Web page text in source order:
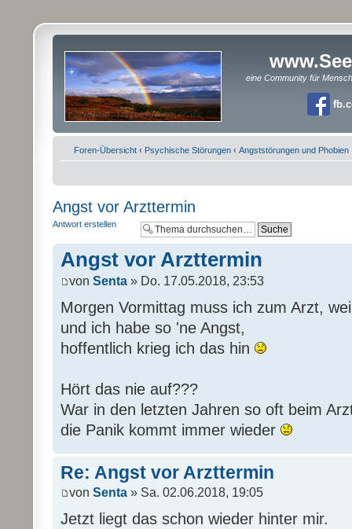
eine Community für
Foren-Übersicht ‹ Psychische Störungen ‹ Angststörungen und Phobien
Angst vor Arzttermin
Antwort erstellen
Angst vor Arzttermin
von Senta » Do. 17.05.2018, 23:53
Morgen Vormittag muss ich zum Arzt,
und ich habe so 'ne Angst,
hoffentlich krieg ich das hin
Hört das nie auf???
War in den letzten Jahren so oft beim
die Panik kommt immer wieder
Re: Angst vor Arzttermin
von Senta » Sa. 02.06.2018, 19:05
Jetzt liegt das schon wieder hinter mir.